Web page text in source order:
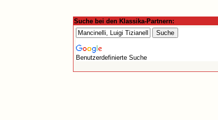
Suche bei den Klassika-Partnern:
Benutzerdefinierte Suche